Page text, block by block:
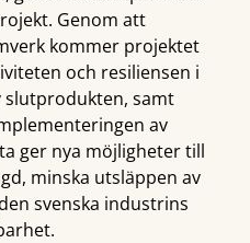
Genom att
kommer projektet
och resiliensen i
slutprodukten, samt
av
ger nya möjligheter till
minska utsläppen av
svenska industrins